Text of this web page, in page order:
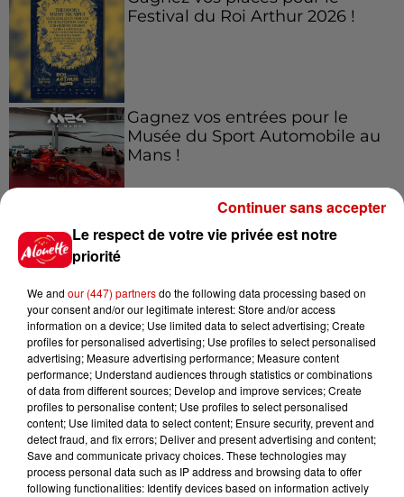
Festival du Roi Arthur 2026 !
Gagnez vos entrées pour le
Musée du Sport Automobile au
Mans !
Alouette vous invite à
Le Duel - Gagnez votre balade
en jet ski !
Le respect de votre vie privée est notre
priorité
We and our (447) partnersdo the following data processing based on
your consent and/or our legitimate interest: Store and/or access
information on a device; Use limited data to select advertising; Create
profiles for personalised advertising; Use profiles to select personalised
advertising; Measure advertising performance; Measure content
performance; Understand audiences through statistics or combinations
of data from different sources; Develop and improve services; Create
profiles to personalise content; Use profiles to select personalised
content; Use limited data to select content; Ensure security, prevent and
detect fraud, and fix errors; Deliver and present advertising and content;
Save and communicate privacy choices. These technologies may
process personal data such as IP address and browsing data to offer
following functionalities: Identify devices based on information actively
Continuer sans accepter